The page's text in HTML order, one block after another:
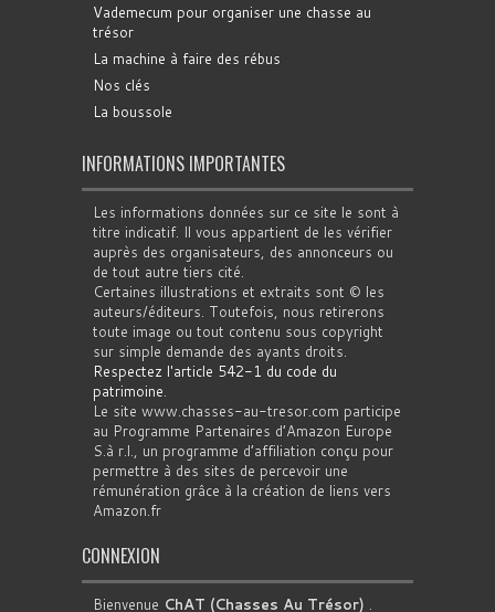
Vademecum pour organiser une chasse au
trésor
La machine à faire des rébus
Nos clés
La boussole
INFORMATIONS IMPORTANTES
Les informations données sur ce site le sont à
titre indicatif. Il vous appartient de les vérifier
auprès des organisateurs, des annonceurs ou
de tout autre tiers cité.
Certaines illustrations et extraits sont © les
auteurs/éditeurs. Toutefois, nous retirerons
toute image ou tout contenu sous copyright
sur simple demande des ayants droits.
Respectez l'article 542-1 du code du
patrimoine
Le site www.chasses-au-tresor.com participe
au Programme Partenaires d’Amazon Europe
S.à r.l., un programme d’affiliation conçu pour
permettre à des sites de percevoir une
rémunération grâce à la création de liens vers
Amazon.fr
CONNEXION
Bienvenue ChAT (Chasses Au Trésor)